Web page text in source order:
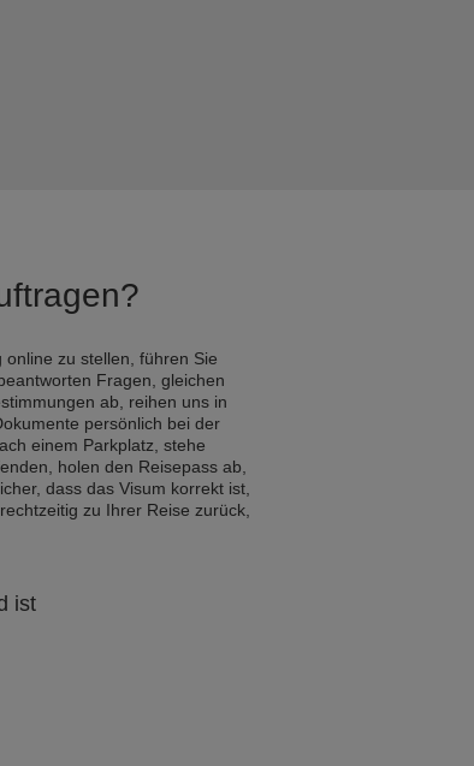
zu stellen, führen Sie
Fragen, gleichen
ab, reihen uns in
persönlich bei der
einem Parkplatz, stehe
holen den Reisepass ab,
dass das Visum korrekt ist,
zu Ihrer Reise zurück,
ist